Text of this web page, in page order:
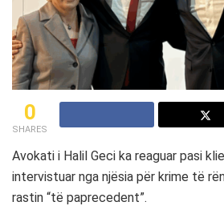
0
SHARES
Avokati i Halil Geci ka reaguar pasi
intervistuar nga njësia për krime të
rastin “të paprecedent”.